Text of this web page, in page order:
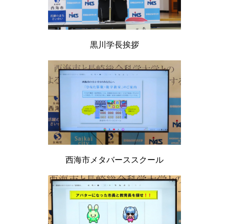
黒川学長挨拶
西海市メタバーススクール